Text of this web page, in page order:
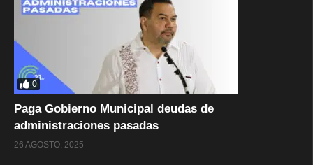
0
Paga Gobierno Municipal deudas de
administraciones pasadas
26 AGOSTO, 2025